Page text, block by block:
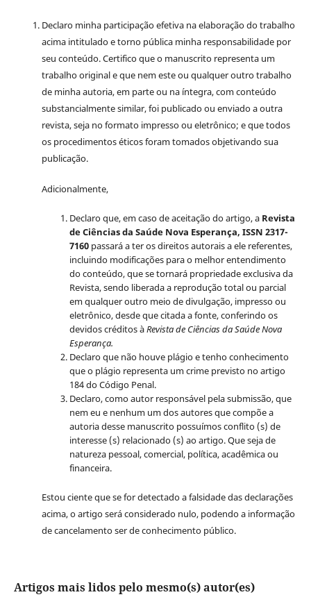
Declaro minha participação efetiva na elaboração do trabalho
acima intitulado e torno pública minha responsabilidade por
seu conteúdo. Certifico que o manuscrito representa um
trabalho original e que nem este ou qualquer outro trabalho
de minha autoria, em parte ou na íntegra, com conteúdo
substancialmente similar, foi publicado ou enviado a outra
revista, seja no formato impresso ou eletrônico; e que todos
os procedimentos éticos foram tomados objetivando sua
publicação.
Adicionalmente,
Declaro que, em caso de aceitação do artigo, a Revista
de Ciências da Saúde Nova Esperança, ISSN 2317-
7160passará a ter os direitos autorais a ele referentes,
incluindo modificações para o melhor entendimento
do conteúdo, que se tornará propriedade exclusiva da
Revista, sendo liberada a reprodução total ou parcial
em qualquer outro meio de divulgação, impresso ou
eletrônico, desde que citada a fonte, conferindo os
devidos créditos àRevista de Ciências da Saúde Nova
Esperança.
Declaro que não houve plágio e tenho conhecimento
que o plágio representa um crime previsto no artigo
184 do Código Penal.
Declaro, como autor responsável pela submissão, que
nem eu e nenhum um dos autores que compõe a
autoria desse manuscrito possuímos conflito (s) de
interesse (s) relacionado (s) ao artigo. Que seja de
natureza pessoal, comercial, política, acadêmica ou
financeira.
Estou ciente que se for detectado a falsidade das declarações
acima, o artigo será considerado nulo, podendo a informação
de cancelamento ser de conhecimento público.
Artigos mais lidos pelo mesmo(s) autor(es)